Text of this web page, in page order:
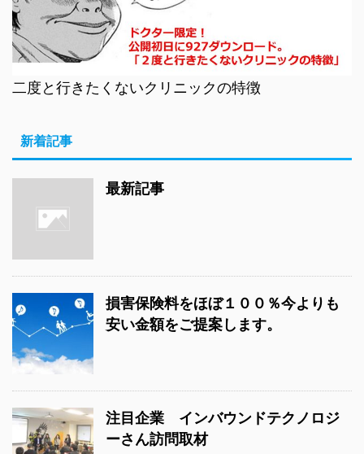
二度と行きたくないクリニックの特徴
新着記事
最新記事
損害保険料をほぼ１００％今よりも
安い金額をご提案します。
注目企業 インバウンドテクノロジ
ーさん訪問取材